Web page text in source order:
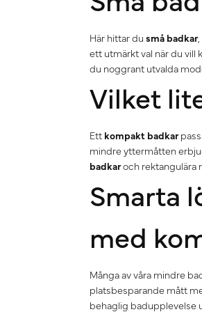
Här hittar du små badkar
ett utmärkt val när du vill
du noggrant utvalda
Vilket
Ett kompakt badkar
mindre yttermåtten
badkaroch rektangulära
Smarta
med
Många av våra mindre
platsbesparande mått
behaglig badupplevelse